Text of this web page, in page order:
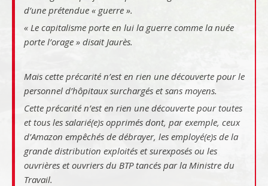
d’une prétendue « guerre ».
« Le capitalisme porte en lui la guerre comme la nuée
porte l’orage » disait Jaurès.
Mais cette précarité n’est en rien une découverte pour le
personnel d’hôpitaux surchargés et sans moyens.
Cette précarité n’est en rien une découverte pour toutes
et tous les salarié(e)s opprimés dont, par exemple, ceux
d’Amazon empêchés de débrayer, les employé(e)s de la
grande distribution exploités et surexposés ou les
ouvrières et ouvriers du BTP tancés par la Ministre du
Travail.